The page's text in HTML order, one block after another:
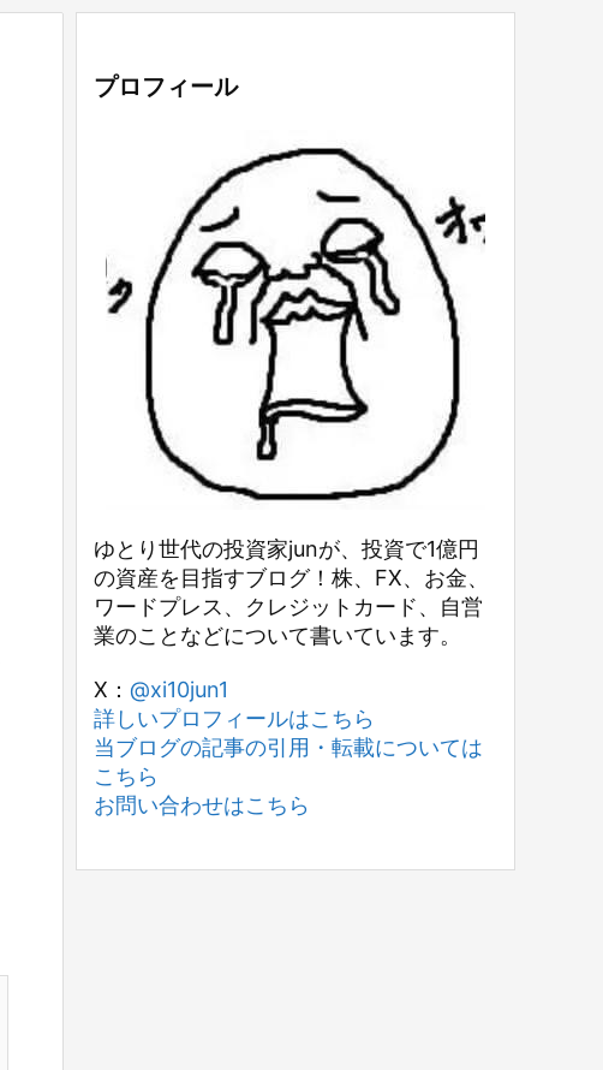
プロフィール
ゆとり世代の投資家junが、投資で1億円
の資産を目指すブログ！株、FX、お金、
ワードプレス、クレジットカード、自営
業のことなどについて書いています。
X： @xi10jun1
詳しいプロフィールはこちら
当ブログの記事の引用・転載については
こちら
お問い合わせはこちら